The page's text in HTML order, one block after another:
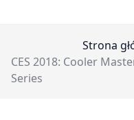
Strona
CES 2018: Cooler
Series